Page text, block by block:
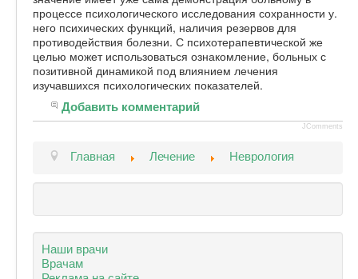
процессе психологического исследования сохранности у.
него психических функций, наличия резервов для
противодействия болезни. С психотерапевтической же
целью может использоваться ознакомление, больных с
позитивной динамикой под влиянием лечения
изучавшихся психологических показателей.
Добавить комментарий
JComments
Главная Лечение Неврология
Наши врачи
Врачам